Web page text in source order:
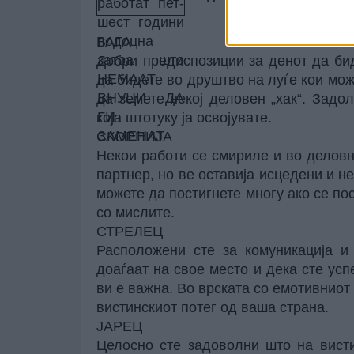
ВНУЦИ ДА ГИ ЗАМЕНАТ
ВАГА
Добри предиспозиции за денот да
да бидете во друштво на луѓе кои
да земете некој деловен „хак“.
која штотуку ја освојувате.
СКОРПИЈА
Некои работи се смириле и во
партнер, но ве оставија исцедени и
можете да постигнете многу ако се
со мислите.
СТРЕЛЕЦ
Расположени сте за комуникација
доаѓаат на свое место и дека сте
ви е важна. Во врската со емотивниот
вистинскиот потег од ваша страна.
ЈАРЕЦ
Целосно сте задоволни што на